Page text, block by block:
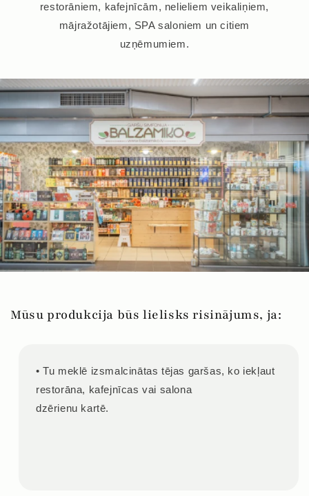
restorāniem, kafejnīcām, nelieliem veikaliņiem,
mājražotājiem, SPA saloniem un citiem
uzņēmumiem.
Mūsu produkcija būs lielisks risinājums, ja:
• Tu meklē izsmalcinātas tējas garšas, ko iekļaut
restorāna, kafejnīcas vai salona
dzērienu kartē.